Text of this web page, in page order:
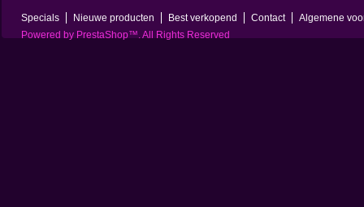
Specials Nieuwe producten Best verkopend Contact
Algemene
Powered by PrestaShop™. All Rights Reserved